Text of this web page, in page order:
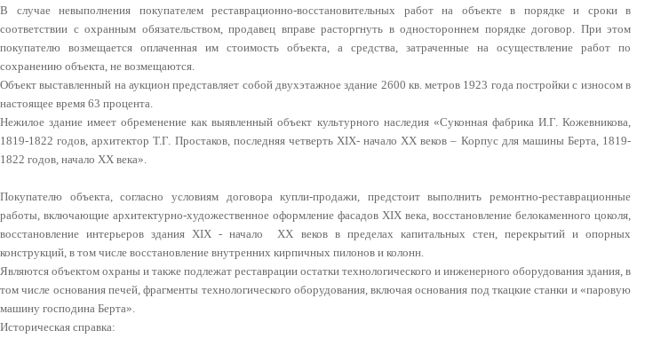
В случае невыполнения покупателем реставрационно-восстановительных работ на объекте в порядке и сроки в
соответствии с охранным обязательством, продавец вправе расторгнуть в одностороннем порядке договор. При этом
покупателю возмещается оплаченная им стоимость объекта, а средства, затраченные на осуществление работ по
сохранению объекта, не возмещаются.
Объект выставленный на аукцион представляет собой двухэтажное здание 2600 кв. метров 1923 года постройки с износом в
настоящее время 63 процента.
Нежилое здание имеет обременение как выявленный объект культурного наследия «Суконная фабрика И.Г. Кожевникова,
1819-1822 годов, архитектор Т.Г. Простаков, последняя четверть XIX- начало XX веков – Корпус для машины Берта, 1819-
1822 годов, начало XX века».
Покупателю объекта, согласно условиям договора купли-продажи, предстоит выполнить ремонтно-реставрационные
работы, включающие архитектурно-художественное оформление фасадов XIX века, восстановление белокаменного цоколя,
восстановление интерьеров здания XIX - начало XX веков в пределах капитальных стен, перекрытий и опорных
конструкций, в том числе восстановление внутренних кирпичных пилонов и колонн.
Являются объектом охраны и также подлежат реставрации остатки технологического и инженерного оборудования здания, в
том числе основания печей, фрагменты технологического оборудования, включая основания под ткацкие станки и «паровую
машину господина Берта».
Историческая справка: